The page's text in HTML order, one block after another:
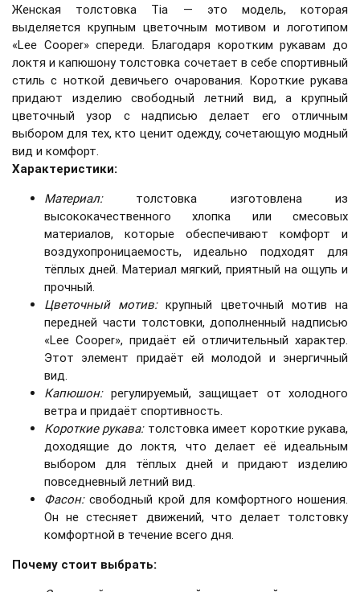
Женская толстовка Tia — это модель, которая
выделяется крупным цветочным мотивом и логотипом
«Lee Cooper» спереди. Благодаря коротким рукавам до
локтя и капюшону толстовка сочетает в себе спортивный
стиль с ноткой девичьего очарования. Короткие рукава
придают изделию свободный летний вид, а крупный
цветочный узор с надписью делает его отличным
выбором для тех, кто ценит одежду, сочетающую модный
вид и комфорт.
Характеристики:
Материал:толстовка изготовлена ​​из
высококачественного хлопка или смесовых
материалов, которые обеспечивают комфорт и
воздухопроницаемость, идеально подходят для
тёплых дней. Материал мягкий, приятный на ощупь и
прочный.
Цветочный мотив:крупный цветочный мотив на
передней части толстовки, дополненный надписью
«Lee Cooper», придаёт ей отличительный характер.
Этот элемент придаёт ей молодой и энергичный
вид.
Капюшон:регулируемый, защищает от холодного
ветра и придаёт спортивность.
Короткие рукава:толстовка имеет короткие рукава,
доходящие до локтя, что делает её идеальным
выбором для тёплых дней и придают изделию
повседневный летний вид.
Фасон:свободный крой для комфортного ношения.
Он не стесняет движений, что делает толстовку
комфортной в течение всего дня.
Почему стоит выбрать: